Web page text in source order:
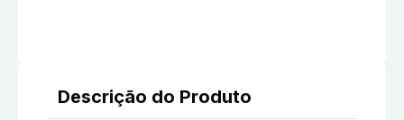
Descrição do Produto